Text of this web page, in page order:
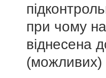
при чому
віднесена
(можливих)